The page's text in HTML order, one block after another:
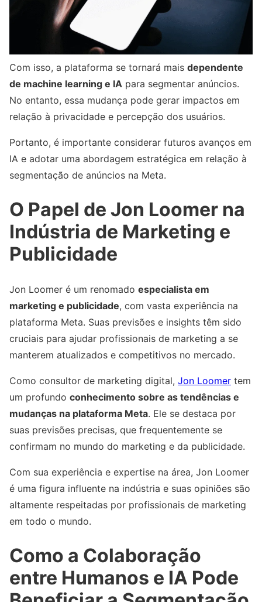
Com isso, a plataforma se tornará mais dependente
de machine learning e IA para segmentar anúncios.
No entanto, essa mudança pode gerar impactos em
relação à privacidade e percepção dos usuários.
Portanto, é importante considerar futuros avanços em
IA e adotar uma abordagem estratégica em relação à
segmentação de anúncios na Meta.
O Papel de Jon Loomer na
Indústria de Marketing e
Publicidade
Jon Loomer é um renomado especialista em
marketing e publicidade, com vasta experiência na
plataforma Meta. Suas previsões e insights têm sido
cruciais para ajudar profissionais de marketing a se
manterem atualizados e competitivos no mercado.
Como consultor de marketing digital, Jon Loomer tem
um profundo conhecimento sobre as tendências e
mudanças na plataforma Meta. Ele se destaca por
suas previsões precisas, que frequentemente se
confirmam no mundo do marketing e da publicidade.
Com sua experiência e expertise na área, Jon Loomer
é uma figura influente na indústria e suas opiniões são
altamente respeitadas por profissionais de marketing
em todo o mundo.
Como a Colaboração
entre Humanos e IA Pode